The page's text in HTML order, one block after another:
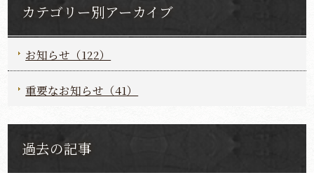
カテゴリー別アーカイブ
お知らせ（122）
重要なお知らせ（41）
過去の記事